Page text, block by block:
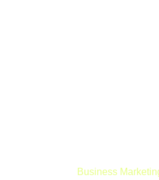
Business